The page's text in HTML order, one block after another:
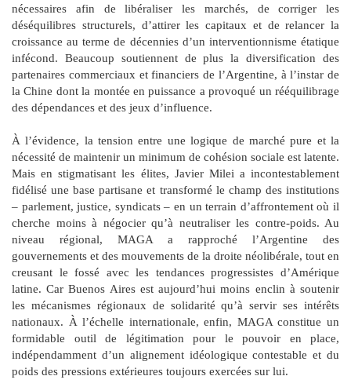
nécessaires afin de libéraliser les marchés, de corriger les
déséquilibres structurels, d’attirer les capitaux et de relancer la
croissance au terme de décennies d’un interventionnisme étatique
infécond. Beaucoup soutiennent de plus la diversification des
partenaires commerciaux et financiers de l’Argentine, à l’instar de
la Chine dont la montée en puissance a provoqué un rééquilibrage
des dépendances et des jeux d’influence.
À l’évidence, la tension entre une logique de marché pure et la
nécessité de maintenir un minimum de cohésion sociale est latente.
Mais en stigmatisant les élites, Javier Milei a incontestablement
fidélisé une base partisane et transformé le champ des institutions
– parlement, justice, syndicats – en un terrain d’affrontement où il
cherche moins à négocier qu’à neutraliser les contre-poids. Au
niveau régional, MAGA a rapproché l’Argentine des
gouvernements et des mouvements de la droite néolibérale, tout en
creusant le fossé avec les tendances progressistes d’Amérique
latine. Car Buenos Aires est aujourd’hui moins enclin à soutenir
les mécanismes régionaux de solidarité qu’à servir ses intérêts
nationaux. À l’échelle internationale, enfin, MAGA constitue un
formidable outil de légitimation pour le pouvoir en place,
indépendamment d’un alignement idéologique contestable et du
poids des pressions extérieures toujours exercées sur lui.